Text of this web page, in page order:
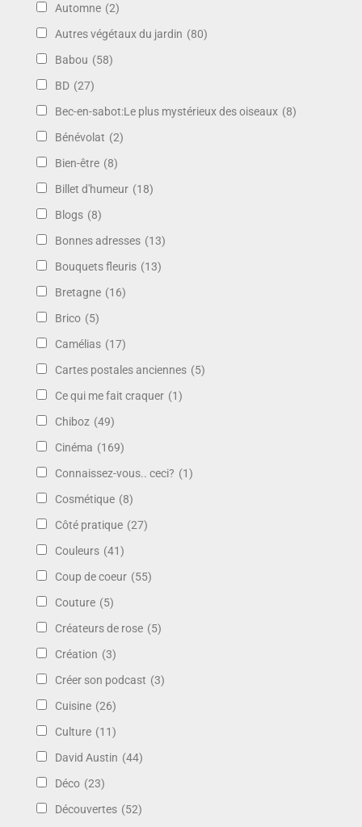
Automne (2)
Autres végétaux du jardin (80)
Babou (58)
BD (27)
Bec-en-sabot:Le plus mystérieux des oiseaux (8)
Bénévolat (2)
Bien-être (8)
Billet d'humeur (18)
Blogs (8)
Bonnes adresses (13)
Bouquets fleuris (13)
Bretagne (16)
Brico (5)
Camélias (17)
Cartes postales anciennes (5)
Ce qui me fait craquer (1)
Chiboz (49)
Cinéma (169)
Connaissez-vous.. ceci? (1)
Cosmétique (8)
Côté pratique (27)
Couleurs (41)
Coup de coeur (55)
Couture (5)
Créateurs de rose (5)
Création (3)
Créer son podcast (3)
Cuisine (26)
Culture (11)
David Austin (44)
Déco (23)
Découvertes (52)